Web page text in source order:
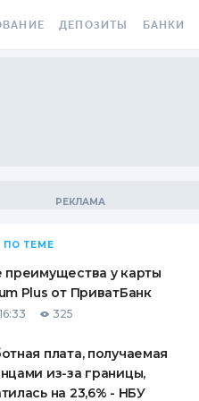
ВИНЬЕТКА
СОТРУДНИКОВ
ОТ
СЛУЧАЕВ
ДЕПОЗИТЫ
ВОПРОСЫ И ОТВЕТЫ
ПУТЕВОДИТЕЛИ ПО
БАНКИ
ПО ТЕМЕ
преимущества у карты
Plus от ПриватБанк
325
плата, получаемая
из-за границы,
на 23,6% - НБУ